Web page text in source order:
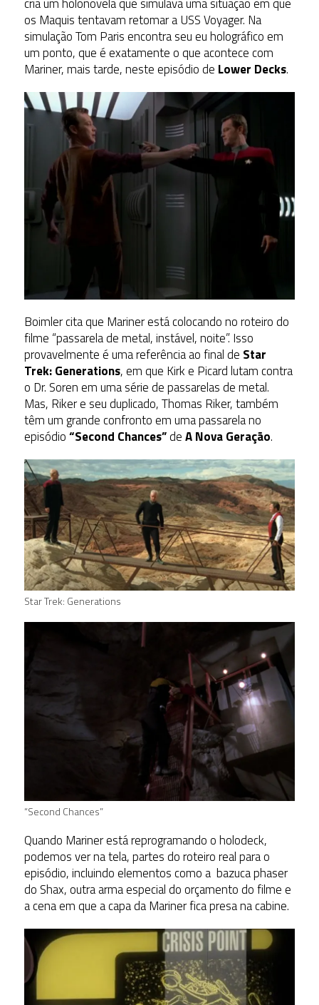
os Maquis tentavam retomar a USS Voyager. Na
simulação Tom Paris encontra seu eu holográfico em
um ponto, que é exatamente o que acontece com
Mariner, mais tarde, neste episódio de Lower Decks.
Boimler cita que Mariner está colocando no roteiro do
filme “passarela de metal, instável, noite”. Isso
provavelmente é uma referência ao final de Star
Trek: Generations, em que Kirk e Picard lutam contra
o Dr. Soren em uma série de passarelas de metal.
Mas, Riker e seu duplicado, Thomas Riker, também
têm um grande confronto em uma passarela no
episódio“Second Chances”deA Nova Geração.
Star Trek: Generations
“Second Chances”
Quando Mariner está reprogramando o holodeck,
podemos ver na tela, partes do roteiro real para o
episódio, incluindo elementos como a bazuca phaser
do Shax, outra arma especial do orçamento do filme e
a cena em que a capa da Mariner fica presa na cabine.